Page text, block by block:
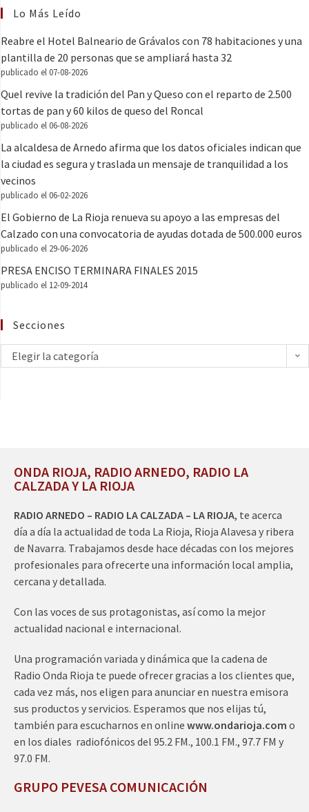
Lo Más Leído
Reabre el Hotel Balneario de Grávalos con 78 habitaciones y una
plantilla de 20 personas que se ampliará hasta 32
publicado el 07-08-2026
Quel revive la tradición del Pan y Queso con el reparto de 2.500
tortas de pan y 60 kilos de queso del Roncal
publicado el 06-08-2026
La alcaldesa de Arnedo afirma que los datos oficiales indican que
la ciudad es segura y traslada un mensaje de tranquilidad a los
vecinos
publicado el 06-02-2026
El Gobierno de La Rioja renueva su apoyo a las empresas del
Calzado con una convocatoria de ayudas dotada de 500.000 euros
publicado el 29-06-2026
PRESA ENCISO TERMINARA FINALES 2015
publicado el 12-09-2014
Secciones
Elegir la categoría
ONDA RIOJA, RADIO ARNEDO, RADIO LA
CALZADA Y LA RIOJA
RADIO ARNEDO – RADIO LA CALZADA – LA RIOJA, te acerca
día a día la actualidad de toda La Rioja, Rioja Alavesa y ribera
de Navarra. Trabajamos desde hace décadas con los mejores
profesionales para ofrecerte una información local amplia,
cercana y detallada.
Con las voces de sus protagonistas, así como la mejor
actualidad nacional e internacional.
Una programación variada y dinámica que la cadena de
Radio Onda Rioja te puede ofrecer gracias a los clientes que,
cada vez más, nos eligen para anunciar en nuestra emisora
sus productos y servicios. Esperamos que nos elijas tú,
también para escucharnos en online www.ondarioja.com o
en los diales radiofónicos del 95.2 FM., 100.1 FM., 97.7 FM y
97.0 FM.
GRUPO PEVESA COMUNICACIÓN